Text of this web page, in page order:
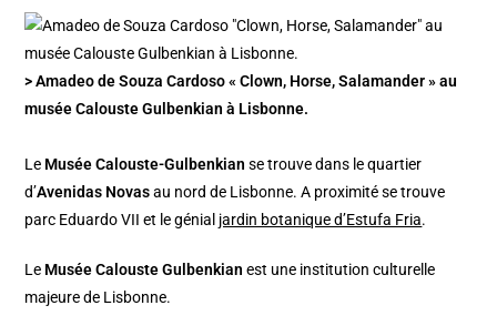
> Amadeo de Souza Cardoso « Clown, Horse, Salamander » au
musée Calouste Gulbenkian à Lisbonne.
Le Musée Calouste-Gulbenkian se trouve dans le quartier
d’Avenidas Novasau nord de Lisbonne. A proximité se trouve
parc Eduardo VII et le génial jardin botanique d’Estufa Fria.
Le Musée Calouste Gulbenkian est une institution culturelle
majeure de Lisbonne.